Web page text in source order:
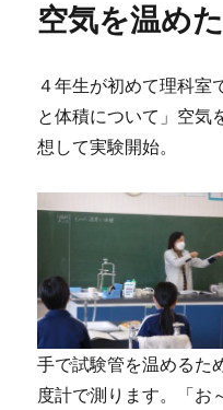
空気を温め
４年生が初めて理科室
と体積について」空気
想して実験開始。
手で試験管を温める
度計で測ります。「お